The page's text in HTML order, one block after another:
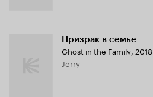
Призрак в семье
Ghost in the Family, 2018
Jerry